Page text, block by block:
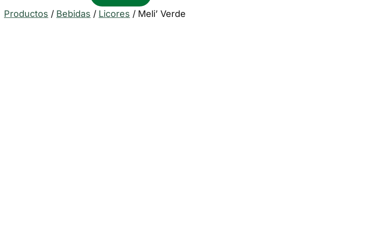
Productos / Bebidas / Licores / Meli’ Verde